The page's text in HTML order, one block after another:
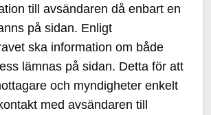
till avsändaren då enbart en
på sidan. Enligt
ska information om både
lämnas på sidan. Detta för att
och myndigheter enkelt
med avsändaren till